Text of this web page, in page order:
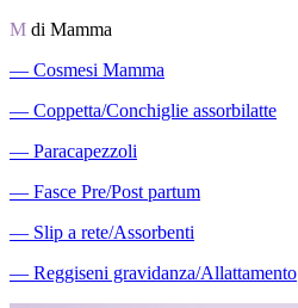
M di Mamma
― Cosmesi Mamma
― Coppetta/Conchiglie assorbilatte
― Paracapezzoli
― Fasce Pre/Post partum
― Slip a rete/Assorbenti
― Reggiseni gravidanza/Allattamento